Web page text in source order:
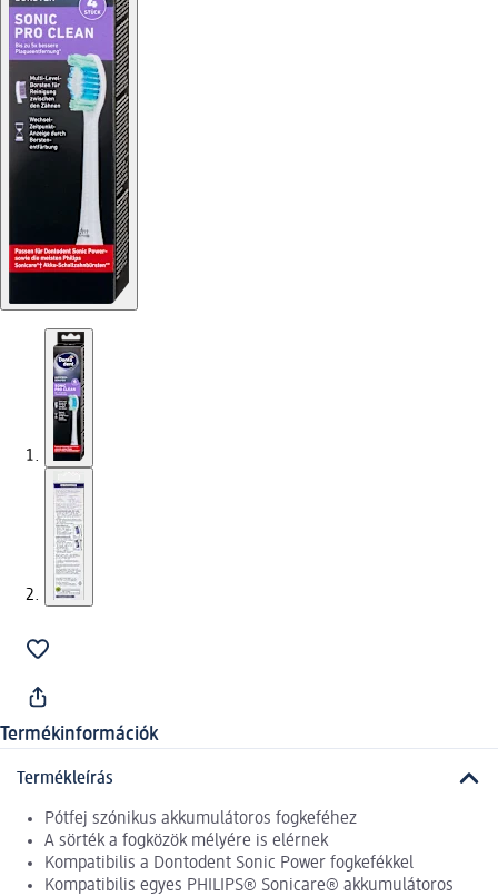
Termékinformációk
Termékleírás
Pótfej szónikus akkumulátoros fogkeféhez
A sörték a fogközök mélyére is elérnek
Kompatibilis a Dontodent Sonic Power fogkefékkel
Kompatibilis egyes PHILIPS® Sonicare® akkumulátoros